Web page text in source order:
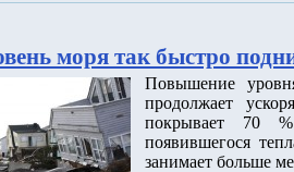
моря так быстро
Повышение
продолжает
покрывает 70
появившегося
занимает больше